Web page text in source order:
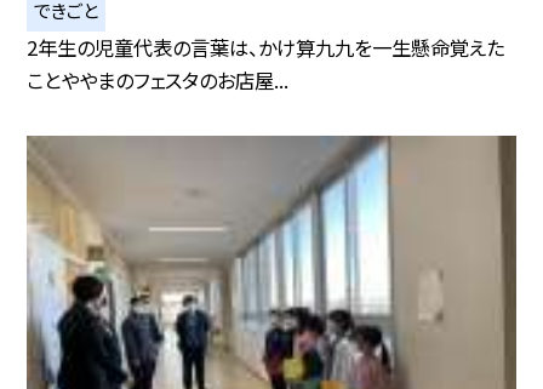
できごと
2年生の児童代表の言葉は、かけ算九九を一生懸命覚えた
ことややまのフェスタのお店屋...